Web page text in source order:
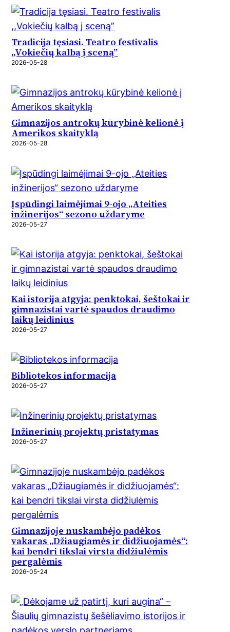
Tradicija tęsiasi. Teatro festivalis
,,Vokiečių kalbą į sceną”
2026-05-28
Gimnazijos antrokų kūrybinė kelionė į
Amerikos skaityklą
2026-05-28
Įspūdingi laimėjimai 9-ojo „Ateities
inžinerijos“ sezono uždaryme
2026-05-27
Kai istorija atgyja: penktokai, šeštokai ir
gimnazistai vartė spaudos draudimo
laikų leidinius
2026-05-27
Bibliotekos informacija
2026-05-27
Inžinerinių projektų pristatymas
2026-05-27
Gimnazijoje nuskambėjo padėkos
vakaras „Džiaugiamės ir didžiuojamės“:
kai bendri tikslai virsta didžiulėmis
pergalėmis
2026-05-24